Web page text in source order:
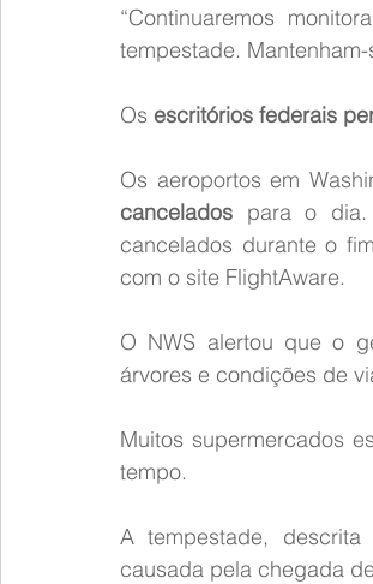
“Continuaremos
tempestade.
Os escritórios federais
Os aeroportos em
cancelados para o dia.
cancelados durante o
com o site FlightAware.
O NWS alertou que o
árvores e condições de
Muitos supermercados
tempo.
A tempestade,
causada pela chegada